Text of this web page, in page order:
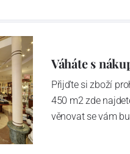
Váháte s
Přijďte si zboží
450 m2 zde
věnovat se vám